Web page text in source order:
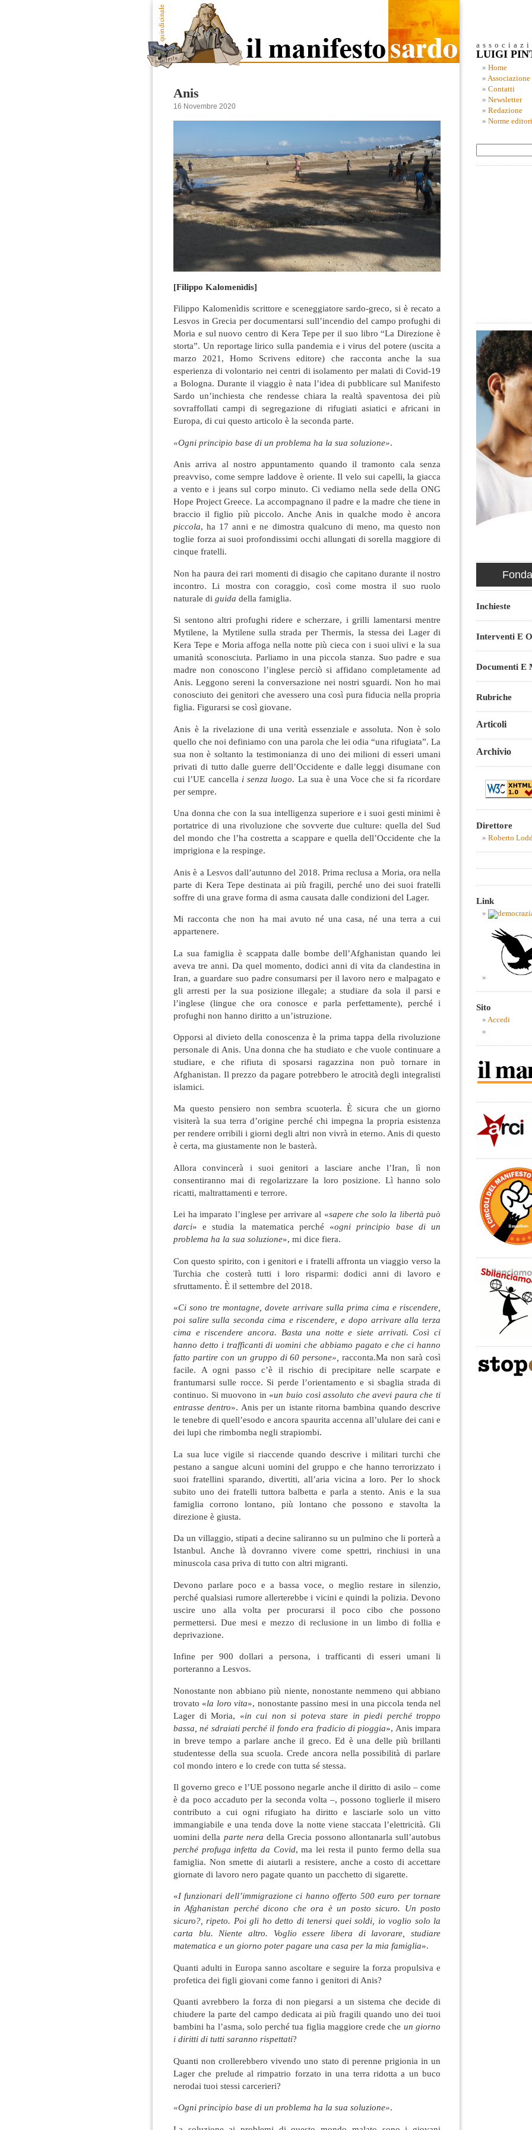
Anis
16 Novembre 2020
[Filippo Kalomenìdis]
Filippo Kalomenìdis scrittore e sceneggiatore sardo-greco, si è recato a
Lesvos in Grecia per documentarsi sull’incendio del campo profughi di
Moria e sul nuovo centro di Kera Tepe per il suo libro “La Direzione è
storta”. Un reportage lirico sulla pandemia e i virus del potere (uscita a
marzo 2021, Homo Scrivens editore) che racconta anche la sua
esperienza di volontario nei centri di isolamento per malati di Covid-19
a Bologna. Durante il viaggio è nata l’idea di pubblicare sul Manifesto
Sardo un’inchiesta che rendesse chiara la realtà spaventosa dei più
sovraffollati campi di segregazione di rifugiati asiatici e africani in
Europa, di cui questo articolo è la seconda parte.
«Ogni principio base di un problema ha la sua soluzione».
Anis arriva al nostro appuntamento quando il tramonto cala senza
preavviso, come sempre laddove è oriente. Il velo sui capelli, la giacca
a vento e i jeans sul corpo minuto. Ci vediamo nella sede della ONG
Hope Project Greece. La accompagnano il padre e la madre che tiene in
braccio il figlio più piccolo. Anche Anis in qualche modo è ancora
piccola, ha 17 anni e ne dimostra qualcuno di meno, ma questo non
toglie forza ai suoi profondissimi occhi allungati di sorella maggiore di
cinque fratelli.
Non ha paura dei rari momenti di disagio che capitano durante il nostro
incontro. Li mostra con coraggio, così come mostra il suo ruolo
naturale di guida della famiglia.
Si sentono altri profughi ridere e scherzare, i grilli lamentarsi mentre
Mytilene, la Mytilene sulla strada per Thermis, la stessa dei Lager di
Kera Tepe e Moria affoga nella notte più cieca con i suoi ulivi e la sua
umanità sconosciuta. Parliamo in una piccola stanza. Suo padre e sua
madre non conoscono l’inglese perciò si affidano completamente ad
Anis. Leggono sereni la conversazione nei nostri sguardi. Non ho mai
conosciuto dei genitori che avessero una così pura fiducia nella propria
figlia. Figurarsi se così giovane.
Anis è la rivelazione di una verità essenziale e assoluta. Non è solo
quello che noi definiamo con una parola che lei odia “una rifugiata”. La
sua non è soltanto la testimonianza di uno dei milioni di esseri umani
privati di tutto dalle guerre dell’Occidente e dalle leggi disumane con
cui l’UE cancella i senza luogo. La sua è una Voce che si fa ricordare
per sempre.
Una donna che con la sua intelligenza superiore e i suoi gesti minimi è
portatrice di una rivoluzione che sovverte due culture: quella del Sud
del mondo che l’ha costretta a scappare e quella dell’Occidente che la
imprigiona e la respinge.
Anis è a Lesvos dall’autunno del 2018. Prima reclusa a Moria, ora nella
parte di Kera Tepe destinata ai più fragili, perché uno dei suoi fratelli
soffre di una grave forma di asma causata dalle condizioni del Lager.
Mi racconta che non ha mai avuto né una casa, né una terra a cui
appartenere.
La sua famiglia è scappata dalle bombe dell’Afghanistan quando lei
aveva tre anni. Da quel momento, dodici anni di vita da clandestina in
Iran, a guardare suo padre consumarsi per il lavoro nero e malpagato e
gli arresti per la sua posizione illegale; a studiare da sola il parsi e
l’inglese (lingue che ora conosce e parla perfettamente), perché i
profughi non hanno diritto a un’istruzione.
Opporsi al divieto della conoscenza è la prima tappa della rivoluzione
personale di Anis. Una donna che ha studiato e che vuole continuare a
studiare, e che rifiuta di sposarsi ragazzina non può tornare in
Afghanistan. Il prezzo da pagare potrebbero le atrocità degli integralisti
islamici.
Ma questo pensiero non sembra scuoterla. È sicura che un giorno
visiterà la sua terra d’origine perché chi impegna la propria esistenza
per rendere orribili i giorni degli altri non vivrà in eterno. Anis di questo
è certa, ma giustamente non le basterà.
Allora convincerà i suoi genitori a lasciare anche l’Iran, lì non
consentiranno mai di regolarizzare la loro posizione. Lì hanno solo
ricatti, maltrattamenti e terrore.
Lei ha imparato l’inglese per arrivare al «sapere che solo la libertà può
darci» e studia la matematica perché «ogni principio base di un
problema ha la sua soluzione», mi dice fiera.
Con questo spirito, con i genitori e i fratelli affronta un viaggio verso la
Turchia che costerà tutti i loro risparmi: dodici anni di lavoro e
sfruttamento. È il settembre del 2018.
«Ci sono tre montagne, dovete arrivare sulla prima cima e riscendere,
poi salire sulla seconda cima e riscendere, e dopo arrivare alla terza
cima e riscendere ancora. Basta una notte e siete arrivati. Così ci
hanno detto i trafficanti di uomini che abbiamo pagato e che ci hanno
fatto partire con un gruppo di 60 persone»,racconta.Ma non sarà così
facile. A ogni passo c’è il rischio di precipitare nelle scarpate e
frantumarsi sulle rocce. Si perde l’orientamento e si sbaglia strada di
continuo. Si muovono in «un buio così assoluto che avevi paura che ti
entrasse dentro». Anis per un istante ritorna bambina quando descrive
le tenebre di quell’esodo e ancora spaurita accenna all’ululare dei cani e
dei lupi che rimbomba negli strapiombi.
La sua luce vigile si riaccende quando descrive i militari turchi che
pestano a sangue alcuni uomini del gruppo e che hanno terrorizzato i
suoi fratellini sparando, divertiti, all’aria vicina a loro. Per lo shock
subito uno dei fratelli tuttora balbetta e parla a stento. Anis e la sua
famiglia corrono lontano, più lontano che possono e stavolta la
direzione è giusta.
Da un villaggio, stipati a decine saliranno su un pulmino che li porterà a
Istanbul. Anche là dovranno vivere come spettri, rinchiusi in una
minuscola casa priva di tutto con altri migranti.
Devono parlare poco e a bassa voce, o meglio restare in silenzio,
perché qualsiasi rumore allerterebbe i vicini e quindi la polizia. Devono
uscire uno alla volta per procurarsi il poco cibo che possono
permettersi. Due mesi e mezzo di reclusione in un limbo di follia e
deprivazione.
Infine per 900 dollari a persona, i trafficanti di esseri umani li
porteranno a Lesvos.
Nonostante non abbiano più niente, nonostante nemmeno qui abbiano
trovato «la loro vita», nonostante passino mesi in una piccola tenda nel
Lager di Moria, «in cui non si poteva stare in piedi perché troppo
bassa, né sdraiati perché il fondo era fradicio di pioggia», Anis impara
in breve tempo a parlare anche il greco. Ed è una delle più brillanti
studentesse della sua scuola. Crede ancora nella possibilità di parlare
col mondo intero e lo crede con tutta sé stessa.
Il governo greco e l’UE possono negarle anche il diritto di asilo – come
è da poco accaduto per la seconda volta –, possono toglierle il misero
contributo a cui ogni rifugiato ha diritto e lasciarle solo un vitto
immangiabile e una tenda dove la notte viene staccata l’elettricità. Gli
uomini della parte nera della Grecia possono allontanarla sull’autobus
perché profuga infetta da Covid, ma lei resta il punto fermo della sua
famiglia. Non smette di aiutarli a resistere, anche a costo di accettare
giornate di lavoro nero pagate quanto un pacchetto di sigarette.
«I funzionari dell’immigrazione ci hanno offerto 500 euro per tornare
in Afghanistan perché dicono che ora è un posto sicuro. Un posto
sicuro?, ripeto. Poi gli ho detto di tenersi quei soldi, io voglio solo la
carta blu. Niente altro. Voglio essere libera di lavorare, studiare
matematica e un giorno poter pagare una casa per la mia famiglia».
Quanti adulti in Europa sanno ascoltare e seguire la forza propulsiva e
profetica dei figli giovani come fanno i genitori di Anis?
Quanti avrebbero la forza di non piegarsi a un sistema che decide di
chiudere la parte del campo dedicata ai più fragili quando uno dei tuoi
bambini ha l’asma, solo perché tua figlia maggiore crede che un giorno
i diritti di tutti saranno rispettati?
Quanti non crollerebbero vivendo uno stato di perenne prigionia in un
Lager che prelude al rimpatrio forzato in una terra ridotta a un buco
nerodai tuoi stessi carcerieri?
«Ogni principio base di un problema ha la sua soluzione».
LUIGI
Home
Associazione
Contatti
Newsletter
Redazione
Norme
Inchieste
Interventi E
Documenti E
Rubriche
Articoli
Archivio
Direttore
Roberto
Link
Sito
Accedi